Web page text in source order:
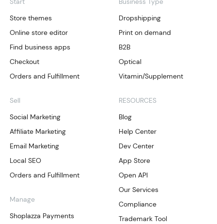
Store themes
Online store editor
Find business apps
Checkout
Orders and Fulfillment
Sell
Social Marketing
Affiliate Marketing
Email Marketing
Local SEO
Orders and Fulfillment
Manage
Shoplazza Payments
Dropshipping
Print on demand
B2B
Optical
Vitamin/Supplement
RESOURCES
Blog
Help Center
Dev Center
App Store
Open API
Our Services
Compliance
Trademark Tool